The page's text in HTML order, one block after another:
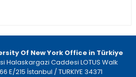
Of New York Office in Türkiye
Halaskargazi Caddesi LOTUS Walk
E/215 İstanbul / TURKIYE 34371